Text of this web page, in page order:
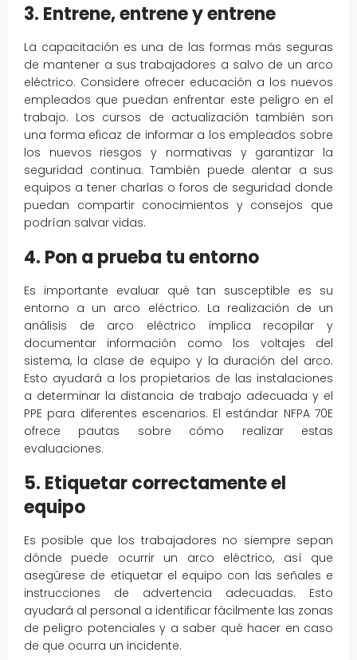
3. Entrene, entrene y entrene
La capacitación es una de las formas más seguras
de mantener a sus trabajadores a salvo de un arco
eléctrico. Considere ofrecer educación a los nuevos
empleados que puedan enfrentar este peligro en el
trabajo. Los cursos de actualización también son
una forma eficaz de informar a los empleados sobre
los nuevos riesgos y normativas y garantizar la
seguridad continua. También puede alentar a sus
equipos a tener charlas o foros de seguridad donde
puedan compartir conocimientos y consejos que
podrían salvar vidas.
4. Pon a prueba tu entorno
Es importante evaluar qué tan susceptible es su
entorno a un arco eléctrico. La realización de un
análisis de arco eléctrico implica recopilar y
documentar información como los voltajes del
sistema, la clase de equipo y la duración del arco.
Esto ayudará a los propietarios de las instalaciones
a determinar la distancia de trabajo adecuada y el
PPE para diferentes escenarios. El estándar NFPA 70E
ofrece pautas sobre cómo realizar estas
evaluaciones.
5. Etiquetar correctamente el
equipo
Es posible que los trabajadores no siempre sepan
dónde puede ocurrir un arco eléctrico, así que
asegúrese de etiquetar el equipo con las señales e
instrucciones de advertencia adecuadas. Esto
ayudará al personal a identificar fácilmente las zonas
de peligro potenciales y a saber qué hacer en caso
de que ocurra un incidente.